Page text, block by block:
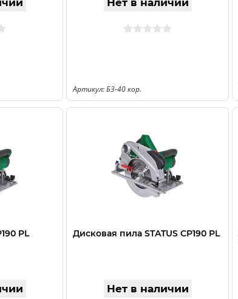
Нет в наличии
Артикул: Б3-40 кор.
PL Дисковая пила STATUS CP190 PL
Нет в наличии